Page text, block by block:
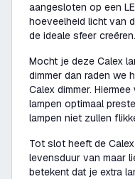
aangesloten op een
hoeveelheid licht van
de ideale sfeer creëren.
Mocht je deze Calex
dimmer dan raden we
Calex dimmer.
lampen optimaal
lampen niet zullen
Tot slot heeft de
levensduur van maar
betekent dat je extra